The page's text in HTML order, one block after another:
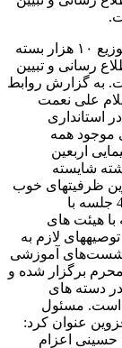
مدیرکل تبلیغات اسلامی استان قزوین گفت: با توزیع ۱۰ هزار بسته
رسانی و تبیین
به گزارش روابط
علی نعمت
استانداری
موجود همه
اربعین
شایسته
ظرفیتهای خوب
فرهنگی دارد که از آن غفلت نکرده ایم وتاکنون 4 جلسه با
با فعالان فرهنگی، 5 جلسه با هیئت های
لازم به
نشست‌های آموزشی
برگزار شده و
دسته های
است. مسئول
عنوان کرد:
حسینی اعزام